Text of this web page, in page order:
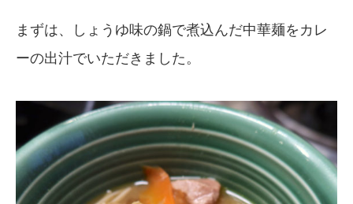
まずは、しょうゆ味の鍋で煮込んだ中華麺をカレ
ーの出汁でいただきました。